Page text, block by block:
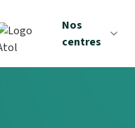
Nos
centres